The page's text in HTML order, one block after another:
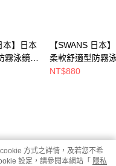
本】日本
霧泳鏡
/抗UV/
【SWANS 日本
柔軟舒適型防霧
(SWB-1 透明藍/
NT$880
方式之詳情，及若您不希
設定，請參閱本網站「 隱私